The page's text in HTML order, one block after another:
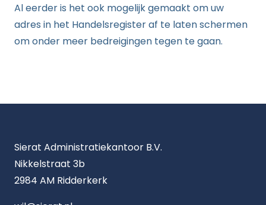
Al eerder is het ook mogelijk gemaakt om uw
adres in het Handelsregister af te laten schermen
om onder meer bedreigingen tegen te gaan.
Sierat Administratiekantoor B.V.
Nikkelstraat 3b
2984 AM Ridderkerk